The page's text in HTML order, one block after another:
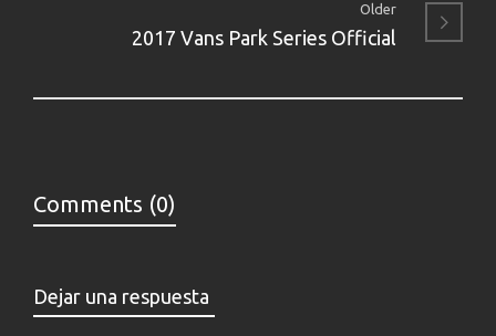
Older
2017 Vans Park Series Official
Comments (0)
Dejar una respuesta